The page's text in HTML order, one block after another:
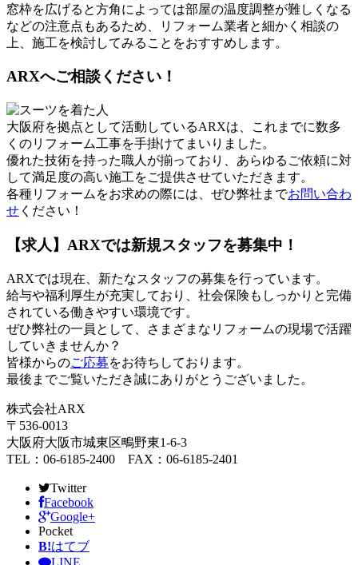
窓枠を広げると方角によっては部屋の温度調整が難しくなる
などの注意点もあるため、リフォーム業者と細かく相談の
上、施工を検討してみることをおすすめします。
ARXへご相談ください！
大阪府を拠点として活動しているARXは、これまでに数多
くのリフォーム工事を手掛けてまいりました。
優れた技術を持った職人が揃っており、あらゆるご依頼に対
して満足度の高い施工をご提供させていただきます。
各種リフォームをお求めの際には、ぜひ弊社までお問い合わ
せ ください！
【求人】ARXでは新規スタッフを募集中！
ARXでは現在、新たなスタッフの募集を行っています。
給与や福利厚生が充実しており、社会保険もしっかりと完備
されている働きやすい環境です。
ぜひ弊社の一員として、さまざまなリフォームの現場で活躍
していきませんか？
皆様からのご応募をお待ちしております。
最後までご覧いただき誠にありがとうございました。
株式会社ARX
〒536-0013
大阪府大阪市城東区鴫野東1-6-3
TEL：06-6185-2400 FAX：06-6185-2401
Twitter
Facebook
Google+
Pocket
B!はてブ
LINE